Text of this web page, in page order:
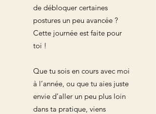
de débloquer certaines
postures un peu avancée ?
Cette journée est faite pour
toi !
Que tu sois en cours avec moi
à l’année, ou que tu aies juste
envie d’aller un peu plus loin
dans ta pratique, viens